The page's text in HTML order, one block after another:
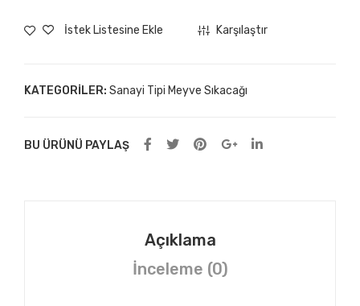
Meyve
C1)
İstek Listesine Ekle Karşılaştır
KATEGORILER: Sanayi Tipi Meyve Sıkacağı
BU ÜRÜNÜ PAYLAŞ
Açıklama
İnceleme (0)